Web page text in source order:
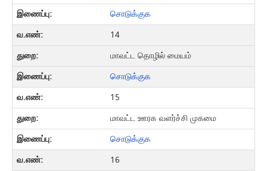
சொடுக்குக
14
மாவட்ட தொழில் மையம்
சொடுக்குக
15
மாவட்ட ஊரக வளர்ச்சி முகமை
சொடுக்குக
16